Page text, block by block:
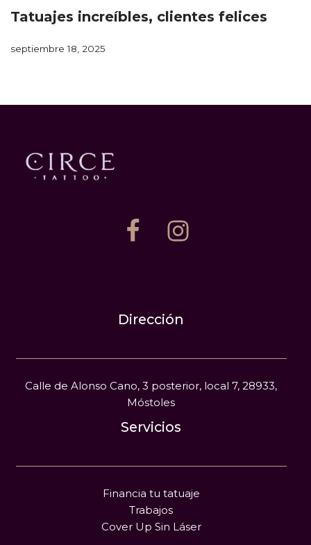
Tatuajes increíbles, clientes felices
septiembre 18, 2025
Dirección
Calle de Alonso Cano, 3 posterior, local 7, 28933,
Móstoles
Servicios
Financia tu tatuaje
Trabajos
Cover Up Sin Láser